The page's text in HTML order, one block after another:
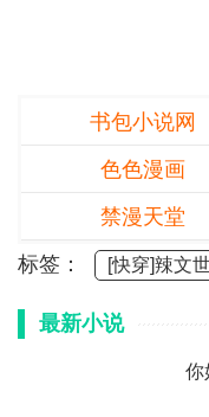
书包小说网
色色漫画
禁漫天堂
标签：
[快穿]辣文
最新小说
你